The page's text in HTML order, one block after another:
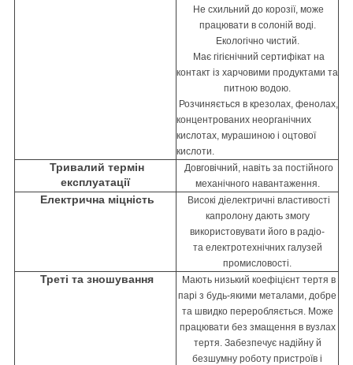
Не схильний до корозії, може
працювати в солоній воді.
Екологічно чистий.
Має гігієнічний сертифікат на
контакт із харчовими продуктами та
питною водою.
Розчиняється в крезолах, фенолах,
концентрованих неорганічних
кислотах, мурашиною і оцтової
кислоти.
Тривалий термін
експлуатації
Довговічний, навіть за постійного
механічного навантаження.
Електрична міцність
Високі діелектричні властивості
капролону дають змогу
використовувати його в радіо-
та електротехнічних галузей
промисловості.
Треті та зношування
Мають низький коефіцієнт тертя в
парі з будь-якими металами, добре
та швидко переробляється. Може
працювати без змащення в вузлах
тертя. Забезпечує надійну й
безшумну роботу пристроїв і